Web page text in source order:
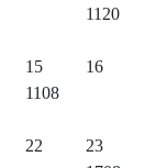
1120
15
1108
16
22
23